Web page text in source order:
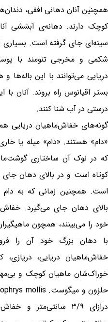
همچنین آنان دهانی افقی،
کوچک دارند. دهانه‌ی آبششی
سینه‌ای جای گرفته است. بسیاری
شکمی و مخرجی تنومند با
دریایی می‌توانند با این باله‌ها
بستر اقیانوس راه بروند. آنان با
درستی در آب شنا کنند.
گونه‌های خفاش‌ماهیان دریایی
«دام» هستند. «دام» میله یا
که در نوک آن ساختاری
کوتاه است و در بالای دهان جای
است. همچنین زمانی که به دام
بالای دهان جای می‌گیرد.
خود را می‌بینند، همچون
با دهان بزرگ خود آن را
خفاش‌ماهیان دریایی،
خوراک‌شان ماهیان کوچک و